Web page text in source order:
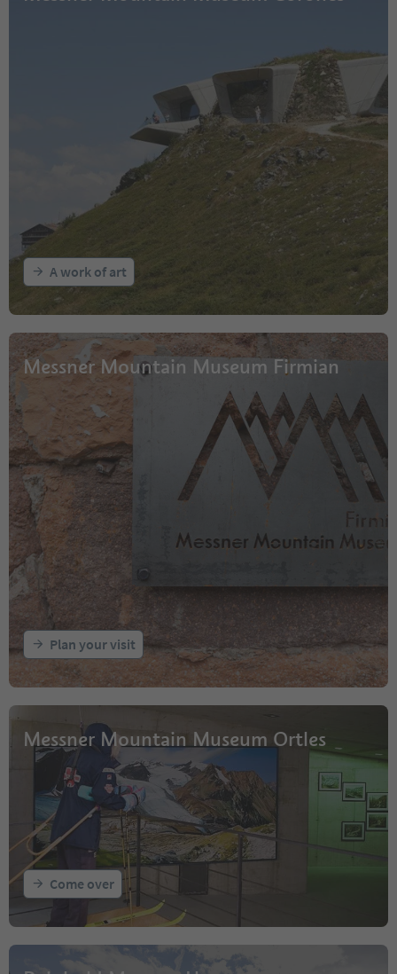
A work of art
Messner Mountain Museum Firmian
Plan your visit
Messner Mountain Museum Ortles
Come over